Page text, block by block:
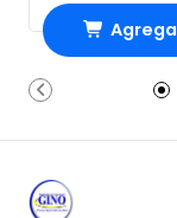
Carro